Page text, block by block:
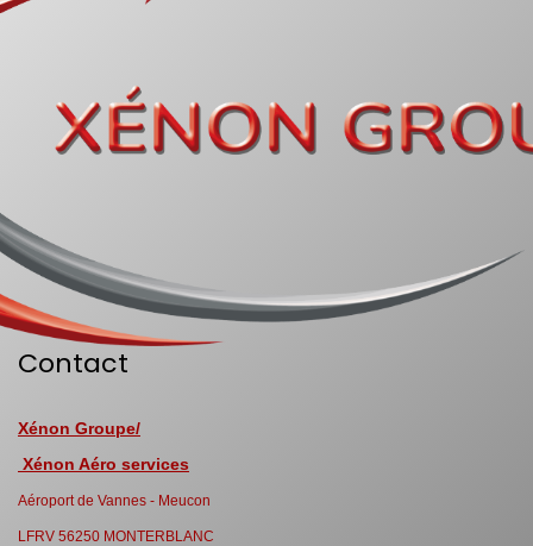
Contact
Xénon Groupe/
Xénon Aéro services
Aéroport de Vannes - Meucon
LFRV 56250 MONTERBLANC